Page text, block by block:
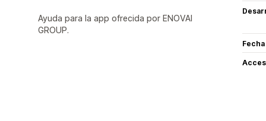
Ayuda para la app ofrecida por ENOVAI
GROUP.